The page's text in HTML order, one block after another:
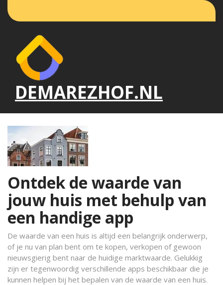
de
DEMAREZHOF.NL
Ontdek de waarde van
jouw huis met behulp van
een handige app
De waarde van een huis is altijd een belangrijk onderwerp,
of je nu van plan bent om te kopen, verkopen of gewoon
nieuwsgierig bent naar de huidige marktwaarde. Gelukkig
zijn er tegenwoordig verschillende apps beschikbaar die je
kunnen helpen bij het bepalen van de waarde van een huis.